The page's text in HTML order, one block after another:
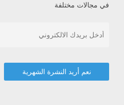
في مجالات مختلفة